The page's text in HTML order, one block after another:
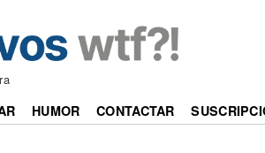
HUMOR CONTACTAR